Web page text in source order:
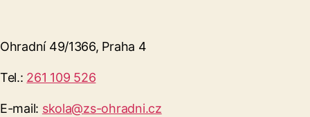
Ohradní 49/1366, Praha 4
Tel.: 261 109 526
E-mail: skola@zs-ohradni.cz